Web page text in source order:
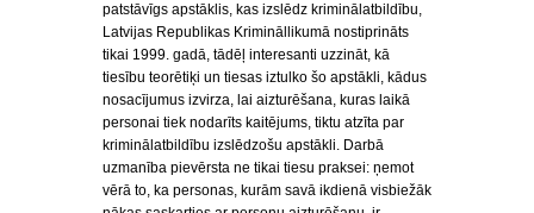
patstāvīgs apstāklis, kas izslēdz kriminālatbildību,
Latvijas Republikas Krimināllikumā nostiprināts
tikai 1999. gadā, tādēļ interesanti uzzināt, kā
tiesību teorētiķi un tiesas iztulko šo apstākli, kādus
nosacījumus izvirza, lai aizturēšana, kuras laikā
personai tiek nodarīts kaitējums, tiktu atzīta par
kriminālatbildību izslēdzošu apstākli. Darbā
uzmanība pievērsta ne tikai tiesu praksei: ņemot
vērā to, ka personas, kurām savā ikdienā visbiežāk